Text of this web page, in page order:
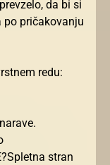
da bi si
po pričakovanju
redu:
stran